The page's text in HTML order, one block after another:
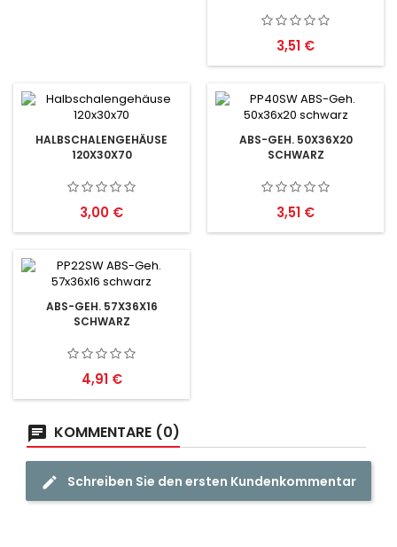
Preis
3,51 €
HALBSCHALENGEHÄUSE
120X30X70
Preis
3,00 €
ABS-GEH. 50X36X20
SCHWARZ
Preis
3,51 €
ABS-GEH. 57X36X16
SCHWARZ
Preis
4,91 €
KOMMENTARE (0)
Schreiben Sie den ersten Kundenkommentar